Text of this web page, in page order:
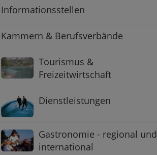
Informationsstellen
Kammern & Berufsverbände
Tourismus &
Freizeitwirtschaft
Dienstleistungen
Gastronomie - regional und
international